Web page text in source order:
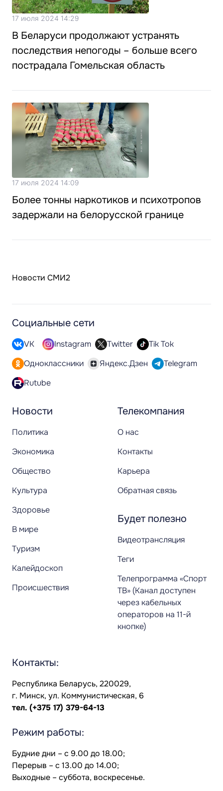
17 июля 2024 14:29
В Беларуси продолжают устранять
последствия непогоды – больше всего
пострадала Гомельская область
17 июля 2024 14:09
Более тонны наркотиков и психотропов
задержали на белорусской границе
Новости СМИ2
Новости
Политика
Экономика
Общество
Культура
Здоровье
В мире
Туризм
Калейдоскоп
Происшествия
Телекомпания
О нас
Контакты
Карьера
Обратная связь
Будет полезно
Видеотрансляция
Теги
Телепрограмма «Спорт
ТВ» (Канал доступен
через кабельных
операторов на 11-й
кнопке)
Социальные сети
VK Instagram Twitter
Tik Tok
Одноклассники
Яндекс.Дзен
Telegram
Rutube
Контакты:
Республика Беларусь, 220029,
г. Минск, ул. Коммунистическая, 6
тел. (+375 17) 379-64-13
Режим работы:
Будние дни – с 9.00 до 18.00;
Перерыв – с 13.00 до 14.00;
Выходные – суббота, воскресенье.